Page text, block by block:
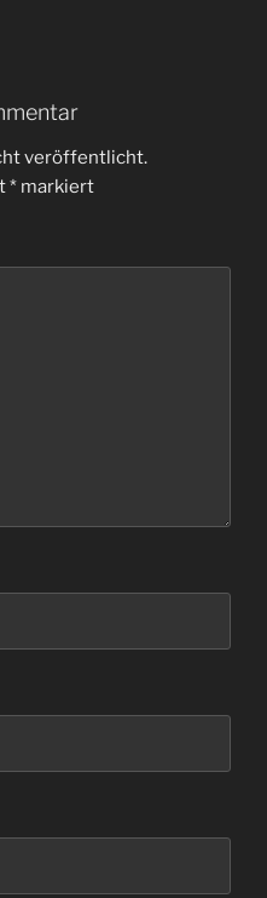
veröffentlicht.
* markiert